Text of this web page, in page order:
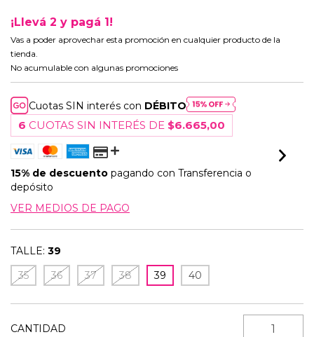
¡Llevá 2 y pagá 1!
Vas a poder aprovechar esta promoción en cualquier producto de la
tienda.
No acumulable con algunas promociones
Cuotas SIN interés con DÉBITO
6 CUOTAS SIN INTERÉS DE $6.665,00
15% de descuento pagando con Transferencia o
depósito
VER MEDIOS DE PAGO
TALLE: 39
35
36 37 38 39 40
CANTIDAD